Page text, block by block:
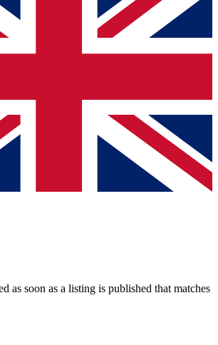
as soon as a listing is published that matches